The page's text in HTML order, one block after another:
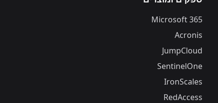
Microsoft 365
Acronis
JumpCloud
SentinelOne
IronScales
RedAccess